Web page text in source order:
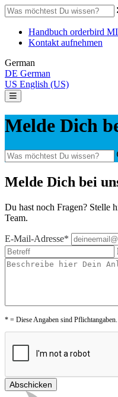
Handbuch orderbird
Kontakt aufnehmen
German
DE German
US English (US)
Melde Dich
Melde Dich bei
Du hast noch Fragen? Stelle
Team.
E-Mail-Adresse*
* = Diese Angaben sind Pflichtangaben.
Abschicken